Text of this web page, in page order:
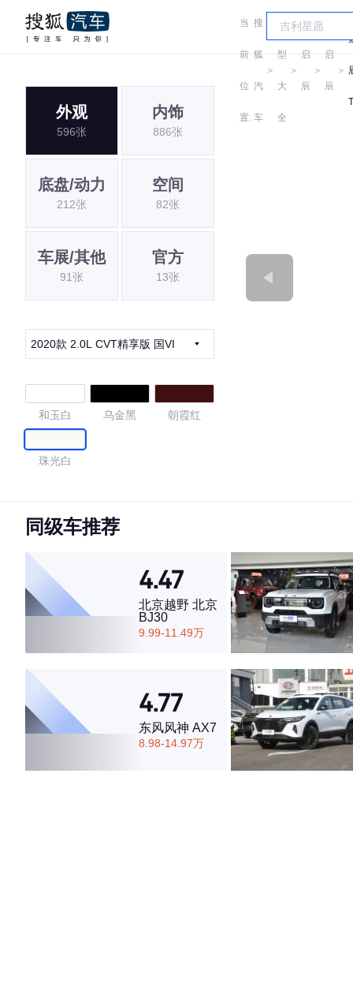
当
前
位
置:
搜
狐
汽
车
＞
车
型
大
全
＞
启
辰
＞
启
辰
＞
外观
596张
内饰
886张
底盘/动力
212张
空间
82张
车展/其他
91张
官方
13张
2020款 2.0L CVT精享版 国VI
和玉白 乌金黑 朝霞红
珠光白
4.64
·外观表现一般，低于78%同级车
·内饰表现一般，低于81%同级车
·空间表现较为优秀，优于72%同级车
同级车推荐
4.47
北京越野 北京
BJ30
9.99-11.49万
4.77
东风风神 AX7
8.98-14.97万